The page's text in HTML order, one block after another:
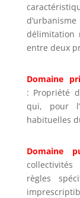
délimitation
entre deux
Domaine
: Propriété
qui, pour
habituelles
Domaine
règles